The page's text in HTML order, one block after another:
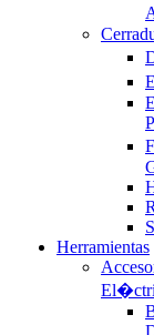
Herramientas